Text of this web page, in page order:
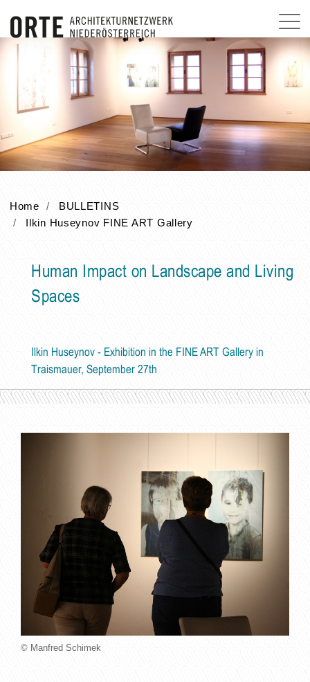
Home
BULLETINS
Ilkin Huseynov FINE ART Gallery
Human Impact on Landscape and Living
Spaces
Ilkin Huseynov - Exhibition in the FINE ART Gallery in
Traismauer, September 27th
© Manfred Schimek